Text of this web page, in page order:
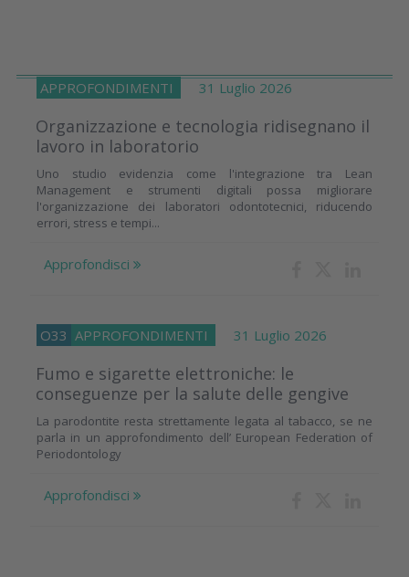
APPROFONDIMENTI 31 Luglio 2026
Organizzazione e tecnologia ridisegnano il
lavoro in laboratorio
Uno studio evidenzia come l'integrazione tra Lean
Management e strumenti digitali possa migliorare
l'organizzazione dei laboratori odontotecnici, riducendo
errori, stress e tempi...
Approfondisci
O33 APPROFONDIMENTI 31 Luglio 2026
Fumo e sigarette elettroniche: le
conseguenze per la salute delle gengive
La parodontite resta strettamente legata al tabacco, se ne
parla in un approfondimento dell’ European Federation of
Periodontology
Approfondisci